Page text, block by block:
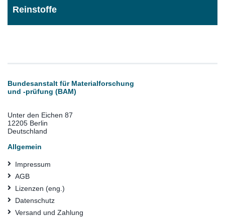
Reinstoffe
Bundesanstalt für Materialforschung
und -prüfung (BAM)
Unter den Eichen 87
12205 Berlin
Deutschland
Allgemein
Impressum
AGB
Lizenzen (eng.)
Datenschutz
Versand und Zahlung